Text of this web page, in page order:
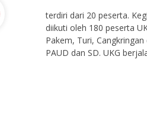
terdiri dari 20 peserta.
diikuti oleh 180 peserta
Pakem, Turi,
PAUD dan SD. UKG